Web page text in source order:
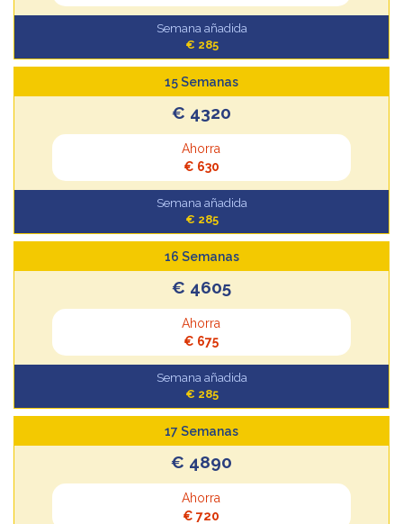
Semana añadida
€ 285
15 Semanas
€ 4320
Ahorra
€ 630
Semana añadida
€ 285
16 Semanas
€ 4605
Ahorra
€ 675
Semana añadida
€ 285
17 Semanas
€ 4890
Ahorra
€ 720